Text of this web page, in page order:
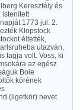
Keresztély és
istenített
1773 jul. 2.
Klopstock
éltették,
utazván,
tagja volt. Voss, ki
az egész
Boie
körének
(ligetkör) nevet